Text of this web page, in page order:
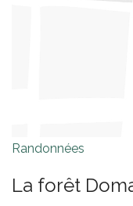
Randonnées
La forêt